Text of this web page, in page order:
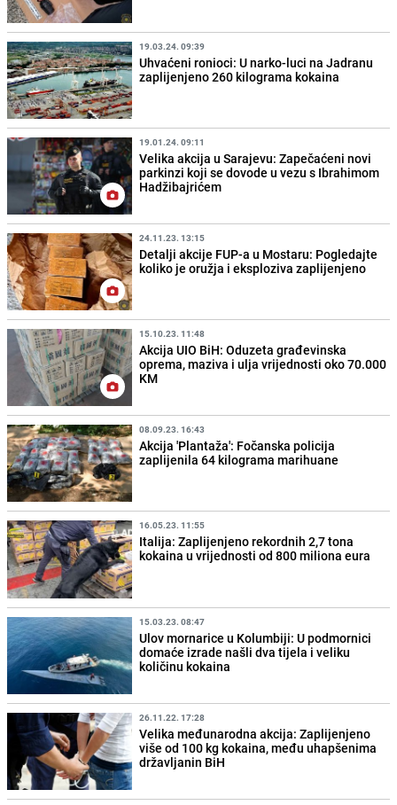
19.03.24. 09:39
Uhvaćeni ronioci: U narko-luci na Jadranu
zaplijenjeno 260 kilograma kokaina
19.01.24. 09:11
Velika akcija u Sarajevu: Zapečaćeni novi
parkinzi koji se dovode u vezu s Ibrahimom
Hadžibajrićem
24.11.23. 13:15
Detalji akcije FUP-a u Mostaru: Pogledajte
koliko je oružja i eksploziva zaplijenjeno
15.10.23. 11:48
Akcija UIO BiH: Oduzeta građevinska
oprema, maziva i ulja vrijednosti oko 70.000
KM
08.09.23. 16:43
Akcija 'Plantaža': Fočanska policija
zaplijenila 64 kilograma marihuane
16.05.23. 11:55
Italija: Zaplijenjeno rekordnih 2,7 tona
kokaina u vrijednosti od 800 miliona eura
15.03.23. 08:47
Ulov mornarice u Kolumbiji: U podmornici
domaće izrade našli dva tijela i veliku
količinu kokaina
26.11.22. 17:28
Velika međunarodna akcija: Zaplijenjeno
više od 100 kg kokaina, među uhapšenima
državljanin BiH